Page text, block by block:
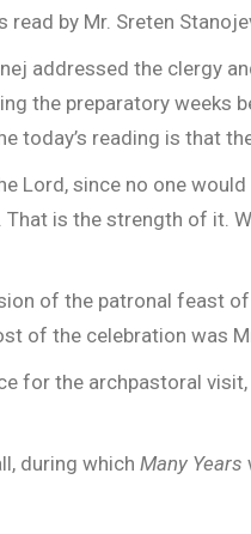
by Mr. Sreten
addressed the clergy
the preparatory weeks
today’s reading is that
Lord, since no one
is the strength of it.
of the patronal feast
of the celebration was
for the archpastoral
during which Many Years